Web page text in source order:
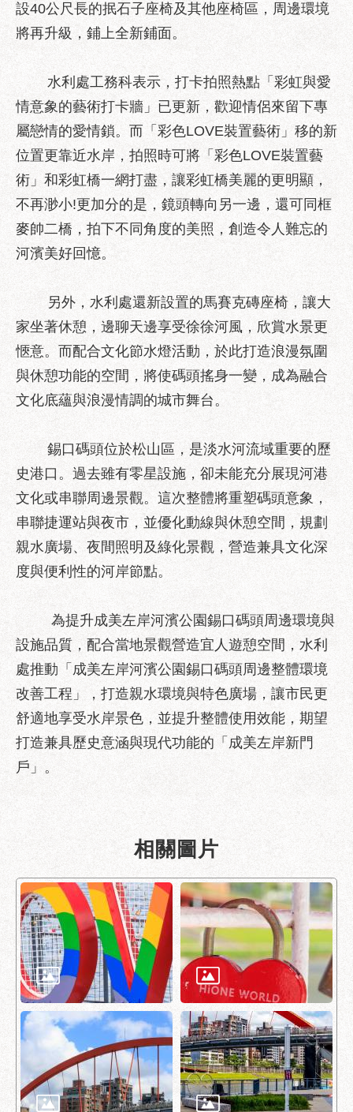
優
良
事
影
音
專
區
性
別
主
流
騷
擾
防
治
廉
園
地
便
民
服
務
道
挖
資
訊
聯
合
發
包
中
心
助
專
區
網
站
導
覽
回
English
設40公尺長的抿石子座椅及其他座椅區，周邊環境
將再升級，鋪上全新鋪面。
水利處工務科表示，打卡拍照熱點「彩虹與愛
情意象的藝術打卡牆」已更新，歡迎情侶來留下專
屬戀情的愛情鎖。而「彩色LOVE裝置藝術」移的新
位置更靠近水岸，拍照時可將「彩色LOVE裝置藝
術」和彩虹橋一網打盡，讓彩虹橋美麗的更明顯，
不再渺小!更加分的是，鏡頭轉向另一邊，還可同框
麥帥二橋，拍下不同角度的美照，創造令人難忘的
河濱美好回憶。
另外，水利處還新設置的馬賽克磚座椅，讓大
家坐著休憩，邊聊天邊享受徐徐河風，欣賞水景更
愜意。而配合文化節水燈活動，於此打造浪漫氛圍
與休憩功能的空間，將使碼頭搖身一變，成為融合
文化底蘊與浪漫情調的城市舞台。
錫口碼頭位於松山區，是淡水河流域重要的歷
史港口。過去雖有零星設施，卻未能充分展現河港
文化或串聯周邊景觀。這次整體將重塑碼頭意象，
串聯捷運站與夜市，並優化動線與休憩空間，規劃
親水廣場、夜間照明及綠化景觀，營造兼具文化深
度與便利性的河岸節點。
為提升成美左岸河濱公園錫口碼頭周邊環境與
設施品質，配合當地景觀營造宜人遊憩空間，水利
處推動「成美左岸河濱公園錫口碼頭周邊整體環境
改善工程」，打造親水環境與特色廣場，讓市民更
舒適地享受水岸景色，並提升整體使用效能，期望
打造兼具歷史意涵與現代功能的「成美左岸新門
戶」。
相關圖片